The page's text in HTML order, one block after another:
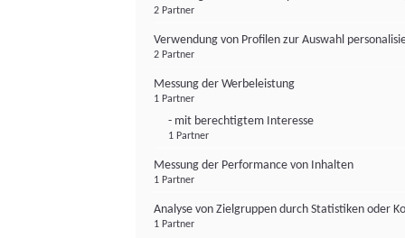
2 Partner
Verwendung von Profilen zur Auswahl
2 Partner
Messung der Werbeleistung
1 Partner
- mit berechtigtem Interesse
1 Partner
Messung der Performance von Inhalten
1 Partner
Analyse von Zielgruppen durch Statistiken oder
1 Partner